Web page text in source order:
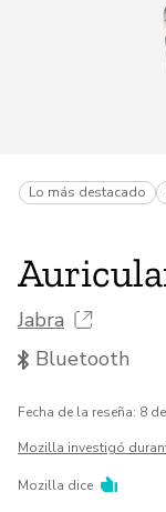
Lo más destacado
Jabra
Bluetooth
Fecha de la reseña: 8
Mozilla investigó
Mozilla dice